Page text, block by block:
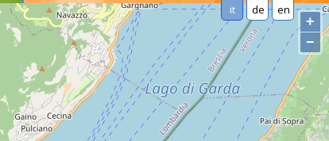
it de en
+
−